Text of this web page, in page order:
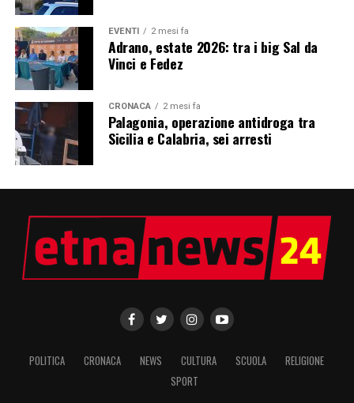
EVENTI 2 mesi fa
Adrano, estate 2026: tra i big Sal da
Vinci e Fedez
CRONACA 2 mesi fa
Palagonia, operazione antidroga tra
Sicilia e Calabria, sei arresti
POLITICA CRONACA NEWS CULTURA SCUOLA
RELIGIONE
SPORT